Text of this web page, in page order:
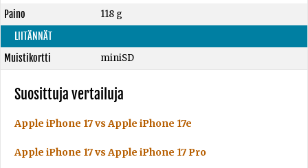
Paino
118 g
LIITÄNNÄT
Muistikortti
miniSD
Suosittuja vertailuja
Apple iPhone 17 vs Apple iPhone 17e
Apple iPhone 17 vs Apple iPhone 17 Pro